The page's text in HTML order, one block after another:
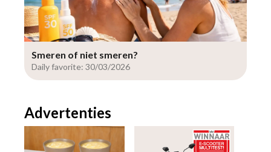
Smeren of niet smeren?
Daily favorite: 30/03/2026
Advertenties